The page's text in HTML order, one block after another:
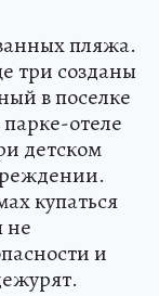
пляжа.
три созданы
в поселке
отеле
детском
купаться
не
и